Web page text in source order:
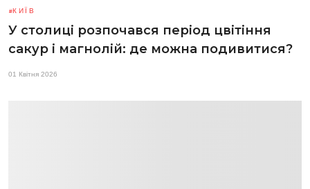
КИЇВ
У столиці розпочався період цвітіння
сакур і магнолій: де можна подивитися?
01 Квітня 2026